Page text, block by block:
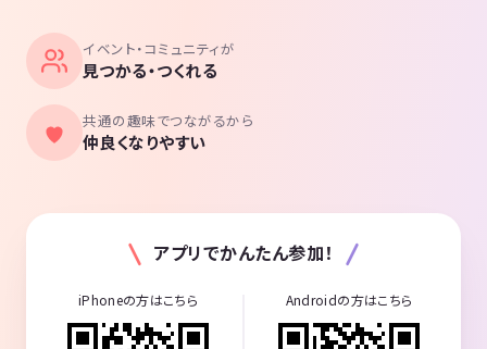
イベント・コミュニティが
見つかる・つくれる
共通の趣味でつながるから
仲良くなりやすい
アプリでかんたん参加！
iPhoneの方はこちら Androidの方はこちら